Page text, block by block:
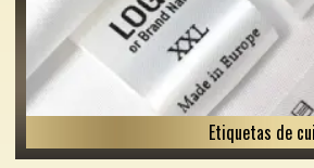
Etiquetas de